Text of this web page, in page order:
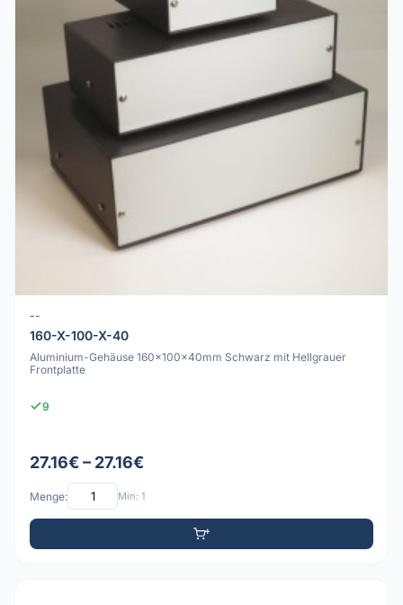
--
160-X-100-X-40
Aluminium-Gehäuse 160x100x40mm Schwarz mit Hellgrauer
Frontplatte
9
27.16€ – 27.16€
Menge: Min: 1